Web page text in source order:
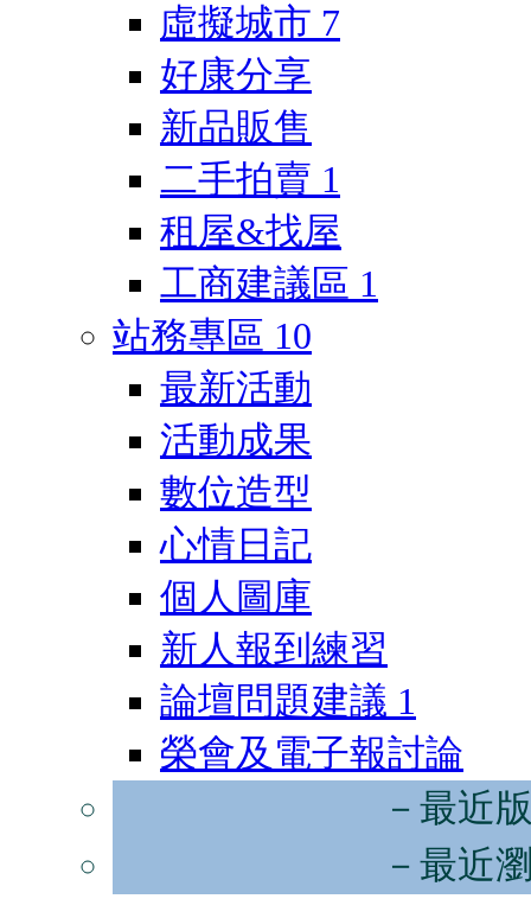
虛擬城市 7
好康分享
新品販售
二手拍賣 1
租屋&找屋
工商建議區 1
站務專區 10
最新活動
活動成果
數位造型
心情日記
個人圖庫
新人報到練習
論壇問題建議 1
榮會及電子報討論
－最近
－最近